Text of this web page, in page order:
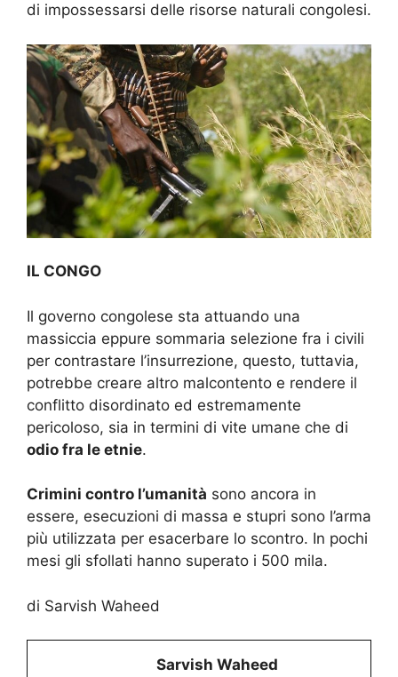
di impossessarsi delle risorse naturali congolesi.
IL CONGO
Il governo congolese sta attuando una
massiccia eppure sommaria selezione fra i civili
per contrastare l’insurrezione, questo, tuttavia,
potrebbe creare altro malcontento e rendere il
conflitto disordinato ed estremamente
pericoloso, sia in termini di vite umane che di
odio fra le etnie.
Crimini contro l’umanità sono ancora in
essere, esecuzioni di massa e stupri sono l’arma
più utilizzata per esacerbare lo scontro. In pochi
mesi gli sfollati hanno superato i 500 mila.
di Sarvish Waheed
Sarvish Waheed